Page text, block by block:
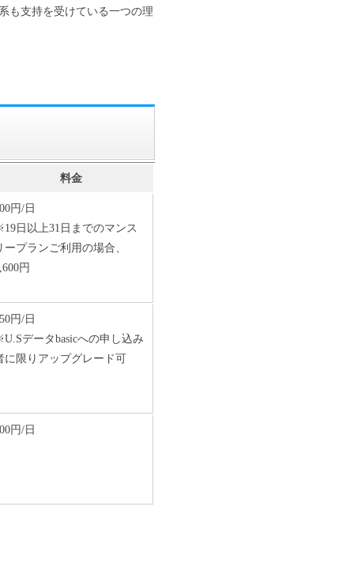
も支持を受けている一つの理
料金
円/日
日以上31日までのマンス
ープランご利用の場合、
円
円/日
データbasicへの申し込み
に限りアップグレード可
円/日